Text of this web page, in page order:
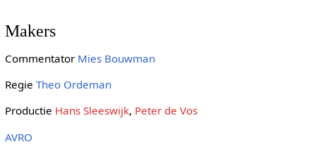
Makers
Commentator Mies Bouwman
Regie Theo Ordeman
Productie Hans Sleeswijk, Peter de Vos
AVRO